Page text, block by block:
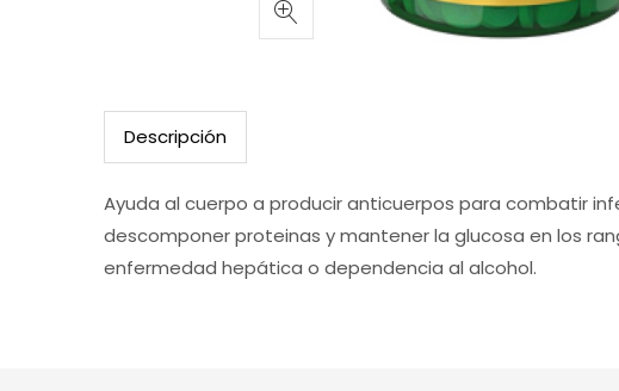
Descripción
Ayuda al cuerpo a producir anticuerpos para combatir
descomponer proteinas y mantener la glucosa en los
enfermedad hepática o dependencia al alcohol.